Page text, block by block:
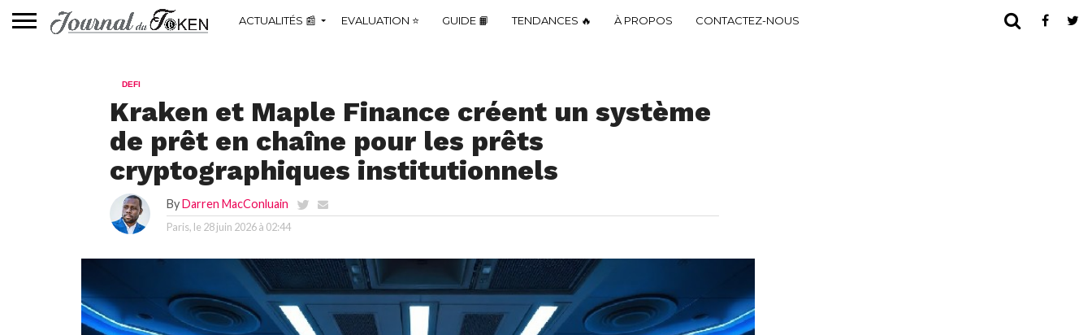
ACTUALITÉS 📰 EVALUATION ⭐ GUIDE 📙 TENDANCES 🔥 À PROPOS CONTACTEZ-NOUS
DEFI
Kraken et Maple Finance créent un système
de prêt en chaîne pour les prêts
cryptographiques institutionnels
ByDarren MacConluain
Paris, le 28 juin 2026 à 02:44